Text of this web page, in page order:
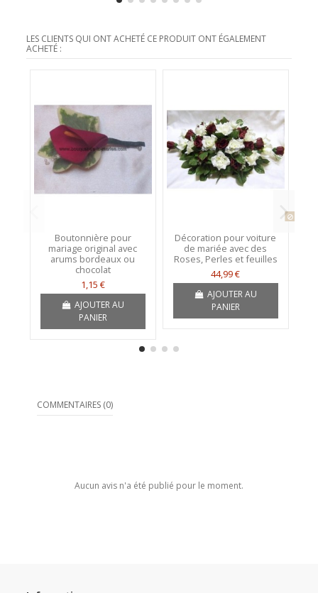
LES CLIENTS QUI ONT ACHETÉ CE PRODUIT ONT ÉGALEMENT
ACHETÉ :
Boutonnière pour
mariage original avec
arums bordeaux ou
chocolat
1,15 €
AJOUTER AU
PANIER
Décoration pour voiture
de mariée avec des
Roses, Perles et feuilles
44,99 €
AJOUTER AU
PANIER
COMMENTAIRES (0)
Aucun avis n'a été publié pour le moment.